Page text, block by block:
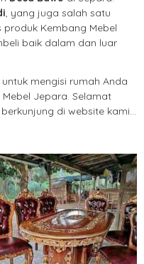
, yang juga salah satu
produk Kembang Mebel
baik dalam dan luar
mengisi rumah Anda
Jepara. Selamat
di website kami…